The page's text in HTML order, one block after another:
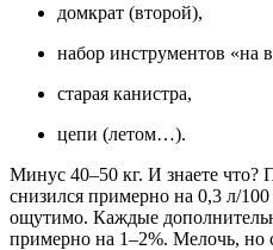
домкрат (второй),
набор инструментов «на
старая канистра,
цепи (летом…).
Минус 40–50 кг. И знаете что?
снизился примерно на 0,3 л/
ощутимо. Каждые
примерно на 1–2%. Мелочь, но